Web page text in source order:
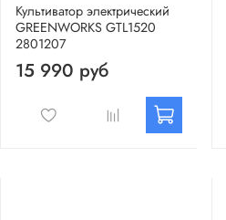
Культиватор электрический
GREENWORKS GTL1520
2801207
15 990 руб